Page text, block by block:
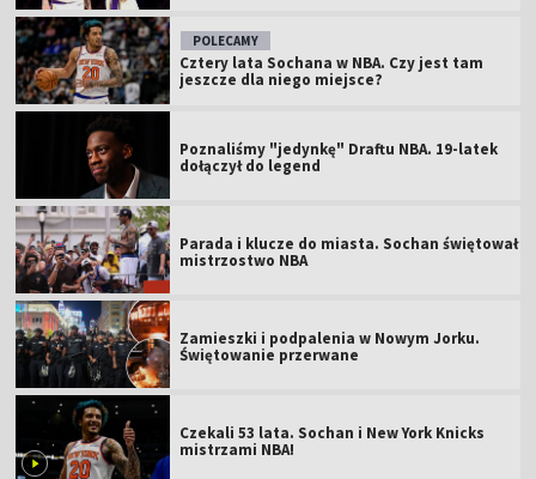
POLECAMY
Cztery lata Sochana w NBA. Czy jest tam
jeszcze dla niego miejsce?
Poznaliśmy "jedynkę" Draftu NBA. 19-latek
dołączył do legend
Parada i klucze do miasta. Sochan świętował
mistrzostwo NBA
Zamieszki i podpalenia w Nowym Jorku.
Świętowanie przerwane
Czekali 53 lata. Sochan i New York Knicks
mistrzami NBA!